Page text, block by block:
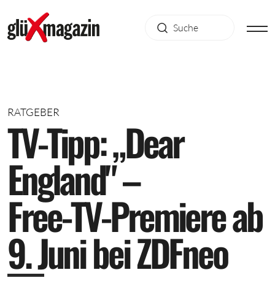
RATGEBER
TV-Tipp:„Dear
England"–
Free-TV-Premiereab
9.JunibeiZDFneo